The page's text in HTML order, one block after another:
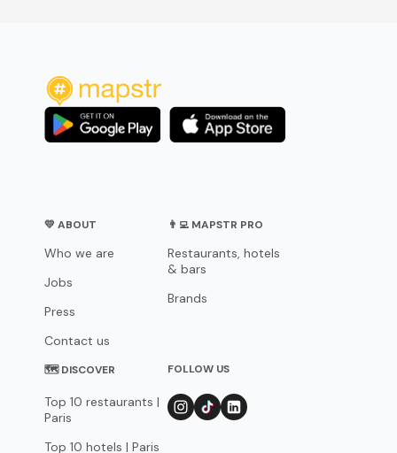
💛 ABOUT
Who we are
Jobs
Press
Contact us
👨‍💻 MAPSTR PRO
Restaurants, hotels
& bars
Brands
🗺 DISCOVER
Top 10 restaurants |
Paris
Top 10 hotels | Paris
FOLLOW US